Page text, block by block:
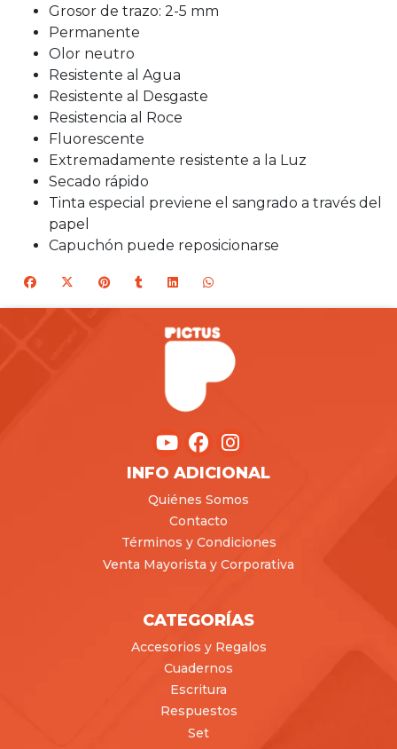
Grosor de trazo: 2-5 mm
Permanente
Olor neutro
Resistente al Agua
Resistente al Desgaste
Resistencia al Roce
Fluorescente
Extremadamente resistente a la Luz
Secado rápido
Tinta especial previene el sangrado a través del
papel
Capuchón puede reposicionarse
INFO ADICIONAL
Quiénes Somos
Contacto
Términos y Condiciones
Venta Mayorista y Corporativa
CATEGORÍAS
Accesorios y Regalos
Cuadernos
Escritura
Respuestos
Set